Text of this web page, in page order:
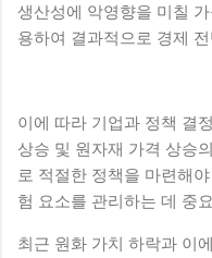
생산성에 악영향을 미칠
용하여 결과적으로 경제
이에 따라 기업과 정책 결
상승 및 원자재 가격 상승
로 적절한 정책을 마련해
험 요소를 관리하는 데 중
최근 원화 가치 하락과 이